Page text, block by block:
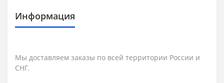
Информация
Мы доставляем заказы по всей территории России и
СНГ.